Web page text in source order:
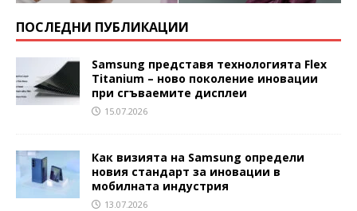
ПОСЛЕДНИ ПУБЛИКАЦИИ
Samsung представя технологията Flex
Titanium – ново поколение иновации
при сгъваемите дисплеи
15.07.2026
Как визията на Samsung определи
новия стандарт за иновации в
мобилната индустрия
13.07.2026